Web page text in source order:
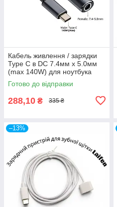
Кабель живлення / зарядки
Type C в DC 7.4мм х 5.0мм
(max 140W) для ноутбука
Asus, HP, Lenovo, Dell, MSI,
MacBook, Huawei, Samsung
Готово до відправки
288,10 ₴ 335 ₴
–13%